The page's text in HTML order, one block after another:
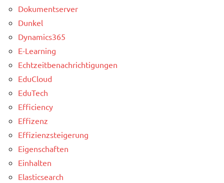
Dokumentserver
Dunkel
Dynamics365
E-Learning
Echtzeitbenachrichtigungen
EduCloud
EduTech
Efficiency
Effizenz
Effizienzsteigerung
Eigenschaften
Einhalten
Elasticsearch